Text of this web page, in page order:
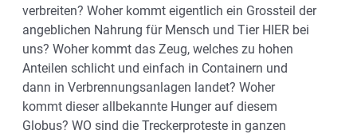
verbreiten? Woher kommt eigentlich ein Grossteil der
angeblichen Nahrung für Mensch und Tier HIER bei
uns? Woher kommt das Zeug, welches zu hohen
Anteilen schlicht und einfach in Containern und
dann in Verbrennungsanlagen landet? Woher
kommt dieser allbekannte Hunger auf diesem
Globus? WO sind die Treckerproteste in ganzen